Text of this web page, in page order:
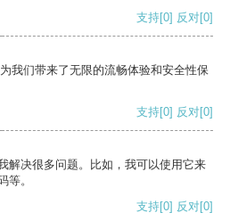
支持[0] 反对[0]
我们带来了无限的流畅体验和安全性保
支持[0] 反对[0]
解决很多问题。比如，我可以使用它来
等。
支持[0] 反对[0]